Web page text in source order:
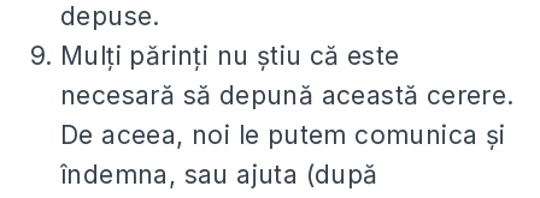
depuse.
Mulţi părinţi nu ştiu că este
necesară să depună această cerere.
De aceea, noi le putem comunica şi
îndemna, sau ajuta (după